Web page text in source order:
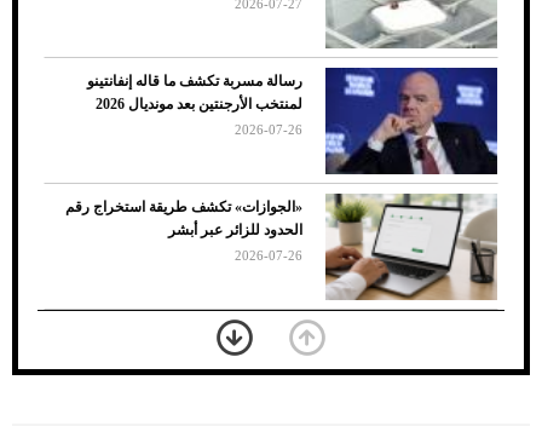
7 نصائح لاختيار لون البنطلون المناسب للقميص
الأسود
2026-07-27
رسالة مسربة تكشف ما قاله إنفانتينو
لمنتخب الأرجنتين بعد مونديال 2026
2026-07-26
«الجوازات» تكشف طريقة استخراج رقم
الحدود للزائر عبر أبشر
2026-07-26
بعد 7 أشهر من تعرضه لحادث مروع.. جوشوا
يفوز على برينغا بـ"الضربة القاضية" (فيديو)